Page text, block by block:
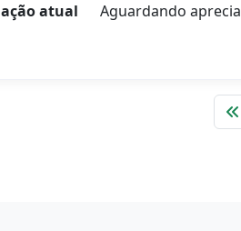
atual
Aguardando